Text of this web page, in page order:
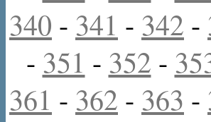
340 - 341 - 342 -
- 351 - 352 -
361 - 362 - 363 -